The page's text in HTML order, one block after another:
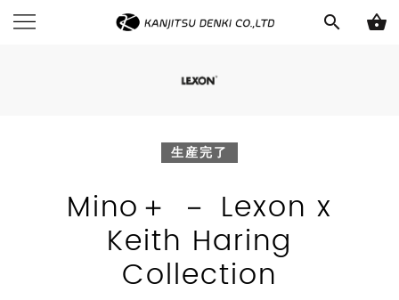
search shopping_basket
生産完了
Mino＋ － Lexon x
Keith Haring
Collection